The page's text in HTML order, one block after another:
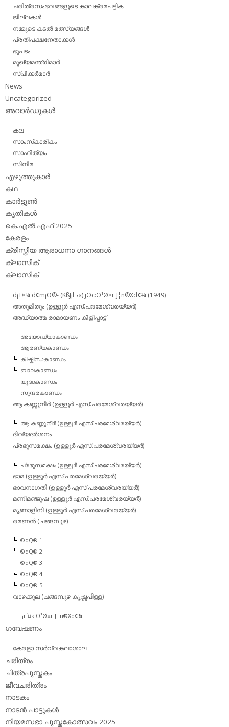
ചരിത്രസംഭവങ്ങളുടെ കാലക്രമപട്ടിക
ജില്ലകള്‍
നമ്മുടെ കടല്‍ മത്സ്യങ്ങള്‍
പ്രതിപക്ഷനേതാക്കള്‍
ഭൂപടം
മുഖ്യമന്ത്രിമാര്‍
സ്പീക്കര്‍മാര്‍
News
Uncategorized
അവാര്‍ഡുകള്‍
കല
സാംസ്‌കാരികം
സാഹിത്യം
സിനിമ
എഴുത്തുകാര്‍
കഥ
കാര്‍ട്ടൂണ്‍
കൃതികള്‍
കെ.എല്‍.എഫ് 2025
കേരളം
ക്രിസ്തീയ ആരാധനാ ഗാനങ്ങള്‍
ക്ലാസിക്‌
ക്ലാസിക്
d¡T¤¼ d¢m¡O®- (KßJ¡l¬«) jOc:O¹Ø¤r J¦n®Xd¢¾ (1949)
അതുമിതും (ഉള്ളൂര്‍ എസ്.പരമേശ്വരയ്യര്‍)
അദ്ധ്യാത്മ രാമായണം കിളിപ്പാട്ട്‌
അയോദ്ധ്യാകാണ്ഡം
ആരണ്യകാണ്ഡം
കിഷ്കിന്ധകാണ്ഡം
ബാലകാണ്ഡം
യൂദ്ധകാണ്ഡം
സുന്ദരകാണ്ഡം
ആ കണ്ണുനീര്‍ (ഉള്ളൂര്‍ എസ്.പരമേശ്വരയ്യര്‍)
ആ കണ്ണുനീര്‍ (ഉള്ളൂര്‍ എസ്.പരമേശ്വരയ്യര്‍)
ദിവ്യദര്‍ശനം
പ്രഭുസമക്ഷം (ഉള്ളൂര്‍ എസ്.പരമേശ്വരയ്യര്‍)
പ്രഭുസമക്ഷം (ഉള്ളൂര്‍ എസ്.പരമേശ്വരയ്യര്‍)
ഭാമ (ഉള്ളൂര്‍ എസ്.പരമേശ്വരയ്യര്‍)
ഭാവനാഗതി (ഉള്ളൂര്‍ എസ്.പരമേശ്വരയ്യര്‍)
മണിമഞ്ജുഷ (ഉള്ളൂര്‍ എസ്.പരമേശ്വരയ്യര്‍)
മൃണാളിനി (ഉള്ളൂര്‍ എസ്.പരമേശ്വരയ്യര്‍)
രമണന്‍ (ചങ്ങമ്പുഴ)
©dQ® 1
©dQ® 2
©dQ® 3
©dQ® 4
©dQ® 5
വാഴക്കുല (ചങ്ങമ്പുഴ കൃഷ്ണപിള്ള)
l¡r´¤k O¹Ø¤r J¦n®Xd¢¾
ഗവേഷണം
കേരളാ സര്‍വ്വകലാശാല
ചരിത്രം
ചിത്രപുസ്തകം
ജീവചരിത്രം
നാടകം
നാടന്‍ പാട്ടുകള്‍
നിയമസഭാ പുസ്തകോത്സവം 2025